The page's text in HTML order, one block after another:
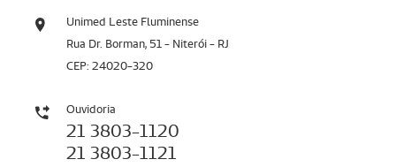
Unimed Leste Fluminense
Rua Dr. Borman, 51 - Niterói - RJ
CEP: 24020-320
Ouvidoria
21 3803-1120
21 3803-1121